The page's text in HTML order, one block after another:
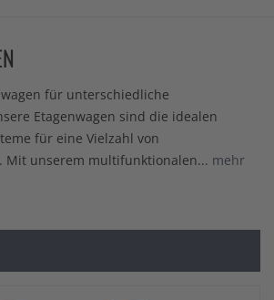
für unterschiedliche
Etagenwagen sind die idealen
für eine Vielzahl von
Mit unserem multifunktionalen... mehr